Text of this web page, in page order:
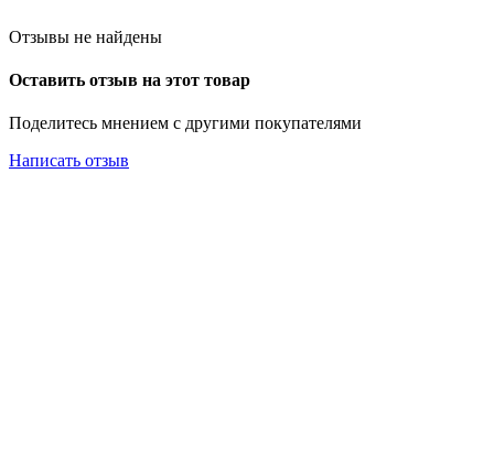
Отзывы не найдены
Оставить отзыв на этот товар
Поделитесь мнением с другими покупателями
Написать отзыв